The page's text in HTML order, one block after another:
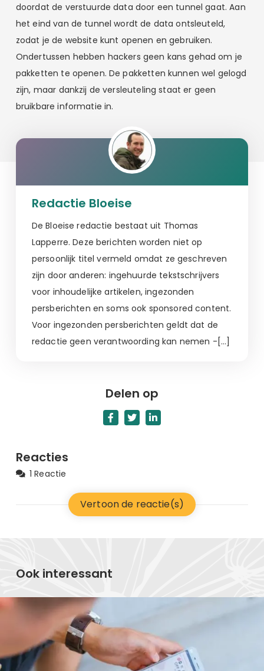
doordat de verstuurde data door een tunnel gaat. Aan
het eind van de tunnel wordt de data ontsleuteld,
zodat je de website kunt openen en gebruiken.
Ondertussen hebben hackers geen kans gehad om je
pakketten te openen. De pakketten kunnen wel gelogd
zijn, maar dankzij de versleuteling staat er geen
bruikbare informatie in.
Redactie Bloeise
De Bloeise redactie bestaat uit Thomas
Lapperre. Deze berichten worden niet op
persoonlijk titel vermeld omdat ze geschreven
zijn door anderen: ingehuurde tekstschrijvers
voor inhoudelijke artikelen, ingezonden
persberichten en soms ook sponsored content.
Voor ingezonden persberichten geldt dat de
redactie geen verantwoording kan nemen -[…]
Delen op
Reacties
1 Reactie
Vertoon de reactie(s)
Ook interessant